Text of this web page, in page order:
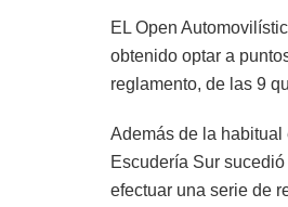
EL Open
obtenido optar a
reglamento, de las 9
Además de la habitual
Escudería Sur
efectuar una serie de